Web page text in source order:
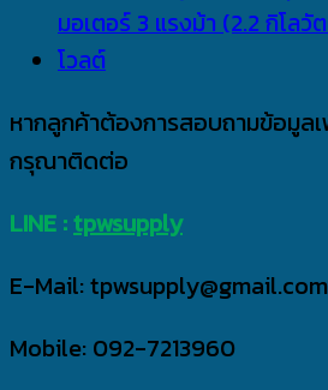
หากลูกค้าต้องการสอบถามข้อมูล
กรุณาติดต่อ
LINE :tpwsupply
E-Mail: tpwsupply@gmail.com
Mobile: 092-7213960